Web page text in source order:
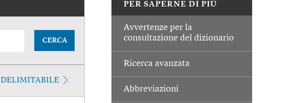
PER SAPERNE DI PIÙ
Avvertenze per la
consultazione del dizionario
Ricerca avanzata
Abbreviazioni
CERCA
DELIMITABILE